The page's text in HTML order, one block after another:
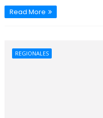
Read More
REGIONALES